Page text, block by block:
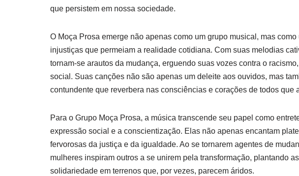
que persistem em nossa sociedade.
O Moça Prosa emerge não apenas como um grupo musical, mas
injustiças que permeiam a realidade cotidiana. Com suas melodias
tornam-se arautos da mudança, erguendo suas vozes contra o
social. Suas canções não são apenas um deleite aos ouvidos, mas
contundente que reverbera nas consciências e corações de todos que
Para o Grupo Moça Prosa, a música transcende seu papel como
expressão social e a conscientização. Elas não apenas encantam
fervorosas da justiça e da igualdade. Ao se tornarem agentes de
mulheres inspiram outros a se unirem pela transformação, plantando
solidariedade em terrenos que, por vezes, parecem áridos.